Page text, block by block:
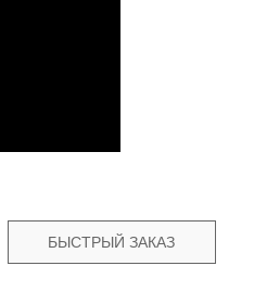
БЫСТРЫЙ ЗАКАЗ